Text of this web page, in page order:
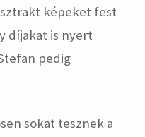
képeket fest
díjakat is nyert
pedig
sokat tesznek a